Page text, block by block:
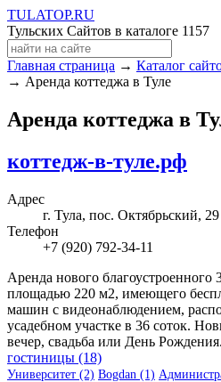
TULATOP.RU
Тульских Сайтов в каталоге 1157
Главная страница → Каталог
→ Аренда коттеджа в Туле
Аренда коттеджа в
коттедж-в-туле.рф
Адрес
г. Тула, пос. Октябрьский,
Телефон
+7 (920) 792-34-11
Аренда нового благоустроенного
площадью 220 м2, имеющего
машин с видеонаблюдением,
усадебном участке в 36 соток.
вечер, свадьба или День Рождения.
гостиницы (18)
Университет (2) Bogdan (1)